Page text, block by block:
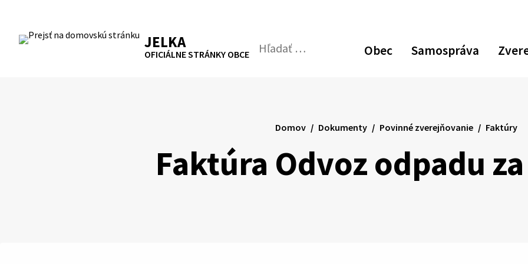
obsah
RSS Mapa Tlačiť
JELKA
OFICIÁLNE STRÁNKY OBCE Obec Samospráva
Hľadať:
Odoslať
Faktúra Odvoz odpadu
Domov Dokumenty Povinné zverejňovanie Faktúry